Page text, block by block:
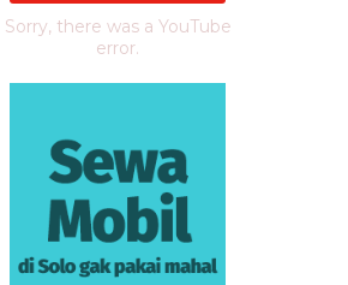
Sorry, there was a YouTube
error.